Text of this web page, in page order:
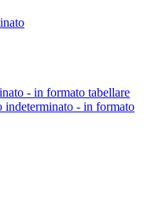
- in formato tabellare
indeterminato - in formato